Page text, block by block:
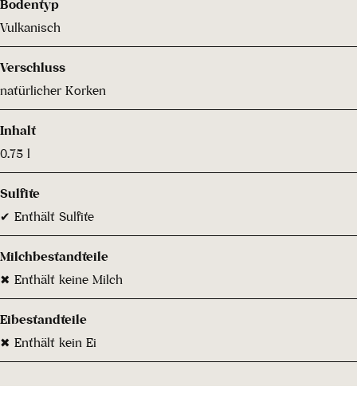
Bodentyp
Vulkanisch
Verschluss
natürlicher Korken
Inhalt
0.75 l
Sulfite
✔ Enthält Sulfite
Milchbestandteile
✖ Enthält keine Milch
Eibestandteile
✖ Enthält kein Ei